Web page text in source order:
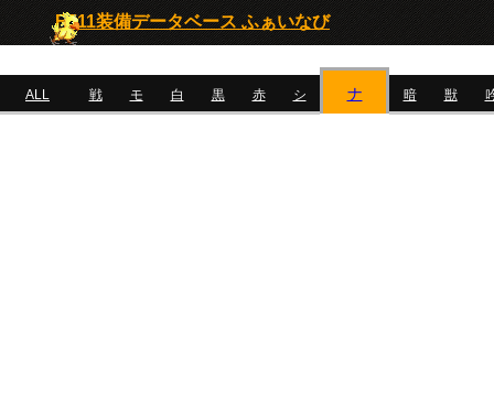
FF11装備データベース ふぁいなび
ALL 戦 モ 白 黒 赤 シ ナ 暗 獣